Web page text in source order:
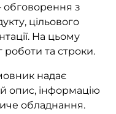
обговорення з
цільового
На цьому
роботи та строки.
надає
опис, інформацію
обладнання.